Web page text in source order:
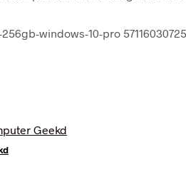
windows-10-pro